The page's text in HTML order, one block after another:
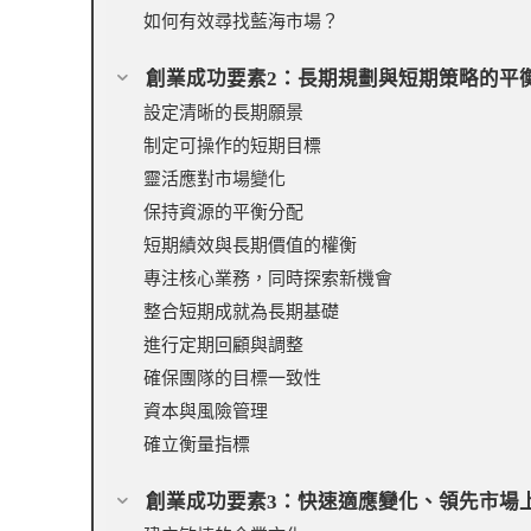
如何有效尋找藍海市場？
創業成功要素2：長期規劃與短期策略的平
設定清晰的長期願景
制定可操作的短期目標
靈活應對市場變化
保持資源的平衡分配
短期績效與長期價值的權衡
專注核心業務，同時探索新機會
整合短期成就為長期基礎
進行定期回顧與調整
確保團隊的目標一致性
資本與風險管理
確立衡量指標
創業成功要素3：快速適應變化、領先市場